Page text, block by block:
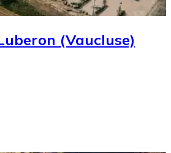
(Vaucluse)